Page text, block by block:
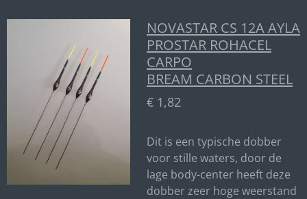
NOVASTAR CS 12A AYLA
PROSTAR ROHACEL
CARPO
BREAM CARBON STEEL
€ 1,82
Dit is een typische dobber
voor stille waters, door de
lage body-center heeft deze
dobber zeer hoge weerstand